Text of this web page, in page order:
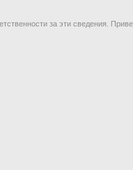
за эти сведения.